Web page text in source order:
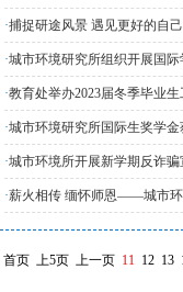
·捕捉研途风景 遇见更好的自
·城市环境研究所组织开展国
·教育处举办2023届冬季毕业
·城市环境研究所国际生奖学
·城市环境所开展新学期反诈
·薪火相传 缅怀师恩——城市环
首页 上5页 上一页 11 12 13